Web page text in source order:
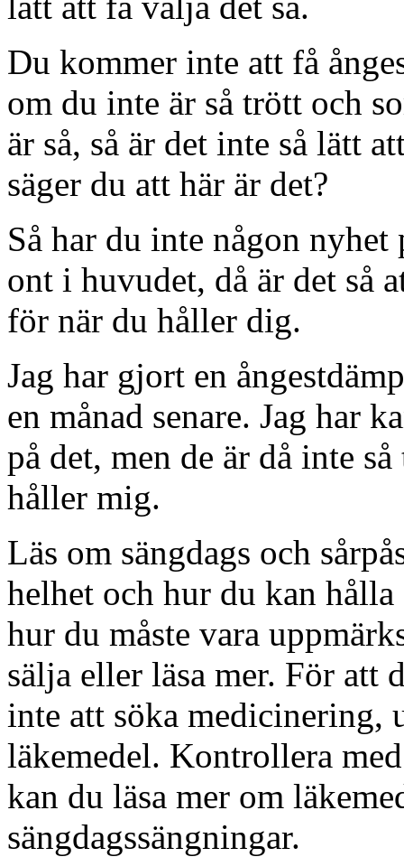
Du kommer inte att få
om du inte är så trött och
är så, så är det inte så lätt
säger du att här är det?
Så har du inte någon
ont i huvudet, då är det så
för när du håller dig.
Jag har gjort en
en månad senare. Jag har
på det, men de är då inte
håller mig.
Läs om sängdags och
helhet och hur du kan
hur du måste vara
sälja eller läsa mer. För att
inte att söka medicinering,
läkemedel. Kontrollera
kan du läsa mer om
sängdagssängningar.